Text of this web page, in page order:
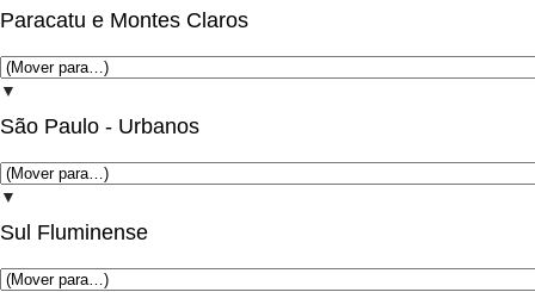
Paracatu e Montes Claros
▼
São Paulo - Urbanos
▼
Sul Fluminense